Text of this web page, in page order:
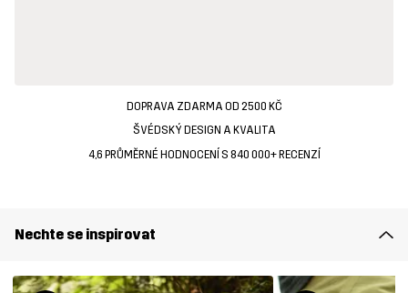
DOPRAVA ZDARMA OD 2500 KČ
ŠVÉDSKÝ DESIGN A KVALITA
4,6 PRŮMĚRNÉ HODNOCENÍ S 840 000+ RECENZÍ
Nechte se inspirovat